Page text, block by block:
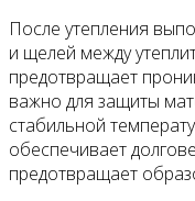
После утепления
и щелей между
предотвращает
важно для защиты
стабильной
обеспечивает
предотвращает